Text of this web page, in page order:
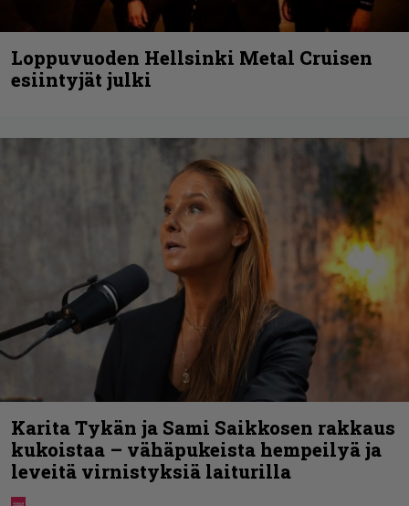
Loppuvuoden Hellsinki Metal Cruisen
esiintyjät julki
Karita Tykän ja Sami Saikkosen rakkaus
kukoistaa – vähäpukeista hempeilyä ja
leveitä virnistyksiä laiturilla